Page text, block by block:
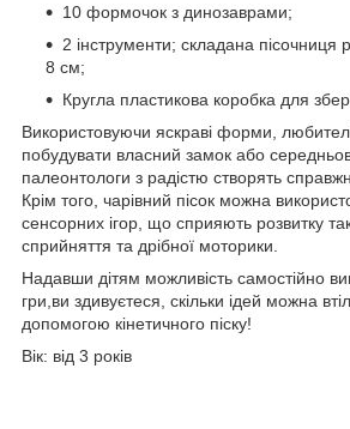
10 формочок з динозаврами;
2 інструменти; складана пісочниця
8 см;
Кругла пластикова коробка для
Використовуючи яскраві форми,
побудувати власний замок або
палеонтологи з радістю створять
Крім того, чарівний пісок можна
сенсорних ігор, що сприяють розвитку
сприйняття та дрібної моторики.
Надавши дітям можливість самостійно
гри,ви здивуєтеся, скільки ідей можна
допомогою кінетичного піску!
Вік: від 3 років